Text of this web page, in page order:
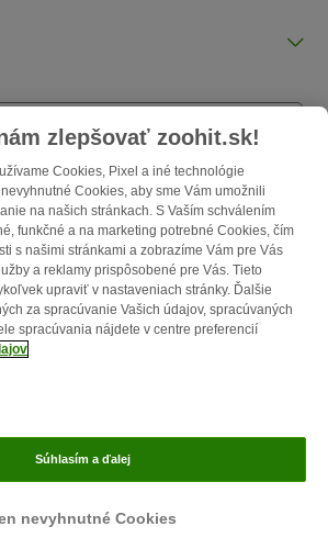
Affiliate program
Ochrana osobných
zlepšovať zoohit.sk!
Cookies, Pixel a iné technológie
Cookies, aby sme Vám umožnili
na našich stránkach. S Vaším schválením
funkčné a na marketing potrebné Cookies, čím
s našimi stránkami a zobrazíme Vám pre Vás
a reklamy prispôsobené pre Vás. Tieto
upraviť v nastaveniach stránky. Ďalšie
za spracúvanie Vašich údajov, spracúvaných
spracúvania nájdete v centre preferencií
nevyhnutné Cookies
Súhlasím a ďalej